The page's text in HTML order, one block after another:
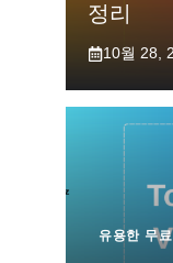
정리
10월 28,
유용한 무